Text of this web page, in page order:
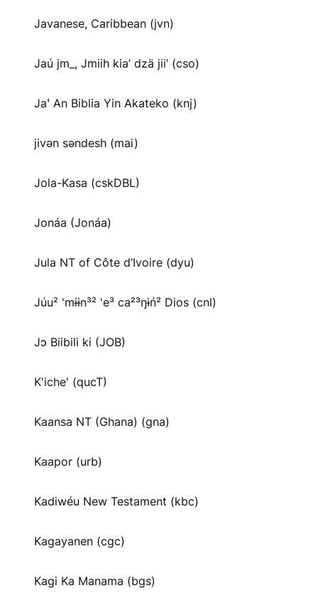
Javanese, Caribbean (jvn)
Jaú jm_, Jmiih kia’ dzä jii’ (cso)
Jaꞌ An Biblia Yin Akateko (knj)
jivən səndesh (mai)
Jola-Kasa (cskDBL)
Jonáa (Jonáa)
Jula NT of Côte d’Ivoire (dyu)
Júu² 'mɨɨn³² 'e³ ca²³ŋɨń² Dios (cnl)
Jɔ Biibili ki (JOB)
K'iche' (qucT)
Kaansa NT (Ghana) (gna)
Kaapor (urb)
Kadiwéu New Testament (kbc)
Kagayanen (cgc)
Kagi Ka Manama (bgs)